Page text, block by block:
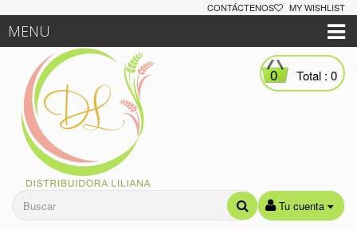
CONTÁCTENOS MY WISHLIST
Tu cuenta
MENU
0 Total : 0